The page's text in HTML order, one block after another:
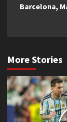
Barcelona,
More Stories